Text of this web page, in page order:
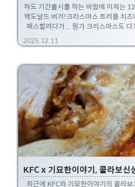
하도 기간출시를 하는 바람에 이제는
맥도날드 버거!크리스마스 트러플 치
패스할려다가... 뭔가 크리스마스도
같은 느낌이었네요 ㅋ.12월 금방가고나
탕 나오겠죠 ㅎㅎ 맥도날드가 나름 기
연말 크리스마스 부근에 나오는 크리
아보니 크리스마스 이름 붙은건 2024
마스 트러플 치즈버거의 메인은 치즈
켓!치즈패티인줄 알았는데 아니더라구
긴한데 치즈도 있어서 막 뻑뻑하지는
간이 나는게 꽤 괜찮더라구요. 단점이
2025.12.11
최근에 KFC와 기묘한이야기의 콜라